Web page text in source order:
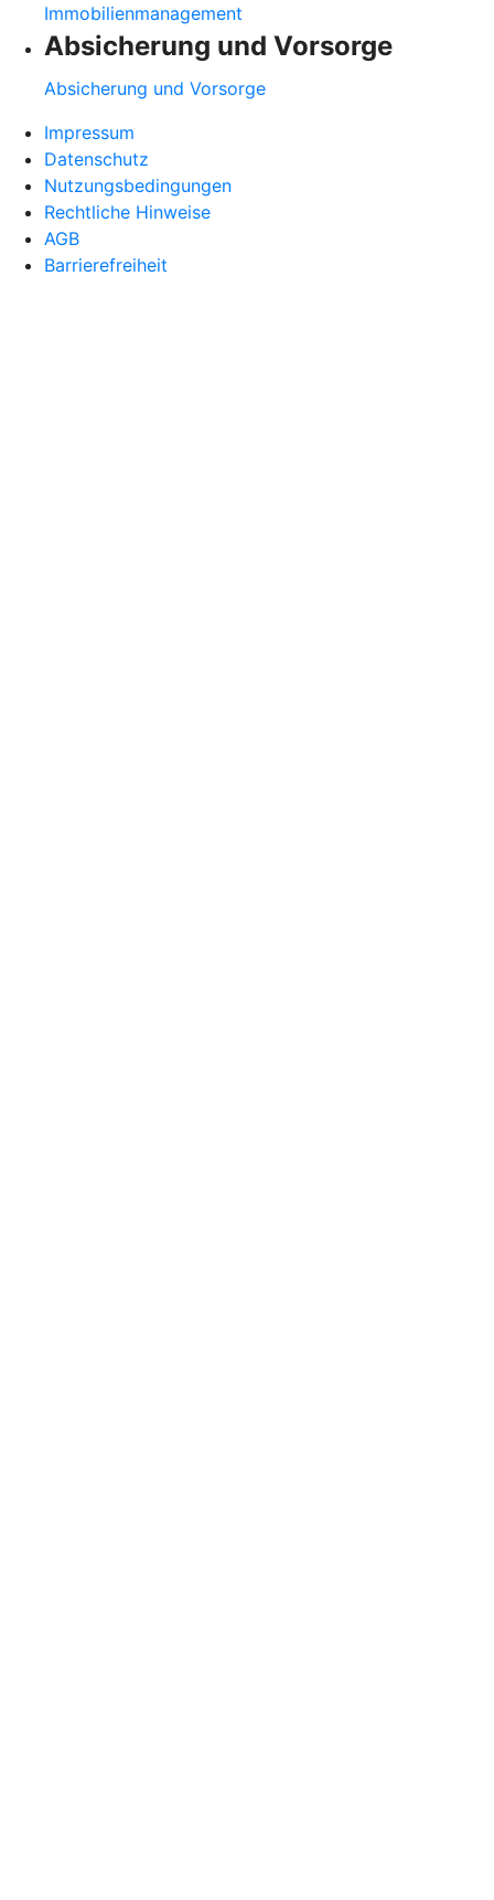
Immobilienmanagement
Absicherung und Vorsorge
Absicherung und Vorsorge
Impressum
Datenschutz
Nutzungsbedingungen
Rechtliche Hinweise
AGB
Barrierefreiheit